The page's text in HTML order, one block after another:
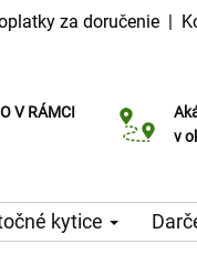
za doručenie |
V RÁMCI
v
kytice